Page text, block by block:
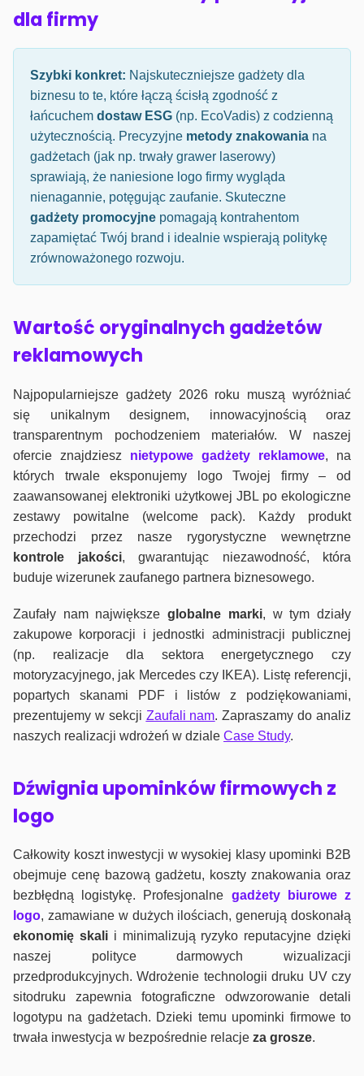
dla firmy
Szybki konkret: Najskuteczniejsze gadżety dla
biznesu to te, które łączą ścisłą zgodność z
łańcuchem dostaw ESG (np. EcoVadis) z codzienną
użytecznością. Precyzyjne metody znakowania na
gadżetach (jak np. trwały grawer laserowy)
sprawiają, że naniesione logo firmy wygląda
nienagannie, potęgując zaufanie. Skuteczne
gadżety promocyjne pomagają kontrahentom
zapamiętać Twój brand i idealnie wspierają politykę
zrównoważonego rozwoju.
Wartość oryginalnych gadżetów
reklamowych
Najpopularniejsze gadżety 2026 roku muszą wyróżniać
się unikalnym designem, innowacyjnością oraz
transparentnym pochodzeniem materiałów. W naszej
ofercie znajdziesz nietypowe gadżety reklamowe, na
których trwale eksponujemy logo Twojej firmy – od
zaawansowanej elektroniki użytkowej JBL po ekologiczne
zestawy powitalne (welcome pack). Każdy produkt
przechodzi przez nasze rygorystyczne wewnętrzne
kontrole jakości, gwarantując niezawodność, która
buduje wizerunek zaufanego partnera biznesowego.
Zaufały nam największeglobalne marki, w tym działy
zakupowe korporacji i jednostki administracji publicznej
(np. realizacje dla sektora energetycznego czy
motoryzacyjnego, jak Mercedes czy IKEA). Listę referencji,
popartych skanami PDF i listów z podziękowaniami,
prezentujemy w sekcji Zaufali nam. Zapraszamy do analiz
naszych realizacji wdrożeń w dziale Case Study.
Dźwignia upominków firmowych z
logo
Całkowity koszt inwestycji w wysokiej klasy upominki B2B
obejmuje cenę bazową gadżetu, koszty znakowania oraz
bezbłędną logistykę. Profesjonalne gadżety biurowe z
logo, zamawiane w dużych ilościach, generują doskonałą
ekonomię skalii minimalizują ryzyko reputacyjne dzięki
naszej polityce darmowych wizualizacji
przedprodukcyjnych. Wdrożenie technologii druku UV czy
sitodruku zapewnia fotograficzne odwzorowanie detali
logotypu na gadżetach. Dzieki temu upominki firmowe to
trwała inwestycja w bezpośrednie relacje za grosze.